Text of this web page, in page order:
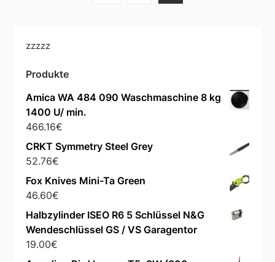
zzzzz
Produkte
Amica WA 484 090 Waschmaschine 8 kg
1400 U/ min.
466.16€
CRKT Symmetry Steel Grey
52.76€
Fox Knives Mini-Ta Green
46.60€
Halbzylinder ISEO R6 5 Schlüssel N&G
Wendeschlüssel GS / VS Garagentor
19.00€